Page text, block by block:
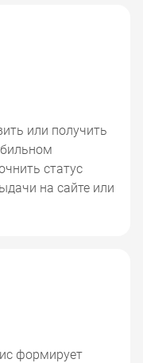
или получить
статус
на сайте или
формирует